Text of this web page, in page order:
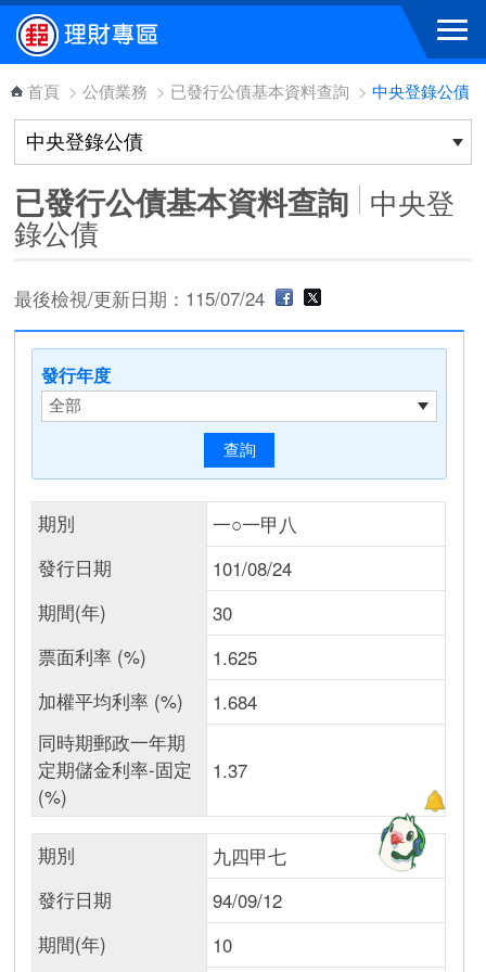
跳到主要內容區塊
首頁 > 公債業務 > 已發行公債基本資料查詢 > 中央登錄公債
已發行公債基本資料查詢 中央登
錄公債
最後檢視/更新日期：115/07/24
發行年度
期別
一○一甲八
發行日期
101/08/24
期間(年)
30
票面利率 (%)
1.625
加權平均利率 (%)
1.684
同時期郵政一年期
定期儲金利率-固定
(%)
1.37
期別
九四甲七
發行日期
94/09/12
期間(年)
10